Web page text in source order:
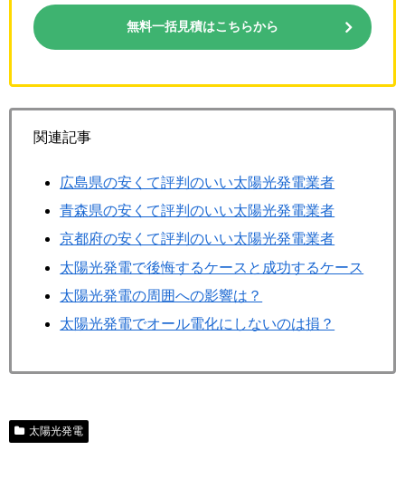
無料一括見積はこちらから
関連記事
広島県の安くて評判のいい太陽光発電業者
青森県の安くて評判のいい太陽光発電業者
京都府の安くて評判のいい太陽光発電業者
太陽光発電で後悔するケースと成功するケース
太陽光発電の周囲への影響は？
太陽光発電でオール電化にしないのは損？
太陽光発電